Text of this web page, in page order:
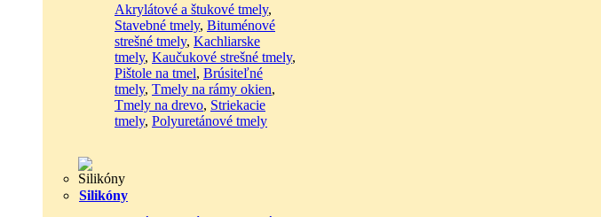
Akrylátové a štukové tmely,
Stavebné tmely, Bituménové
strešné tmely, Kachliarske
tmely, Kaučukové strešné tmely,
Pištole na tmel, Brúsiteľné
tmely, Tmely na rámy okien,
Tmely na drevo, Striekacie
tmely, Polyuretánové tmely
Silikóny